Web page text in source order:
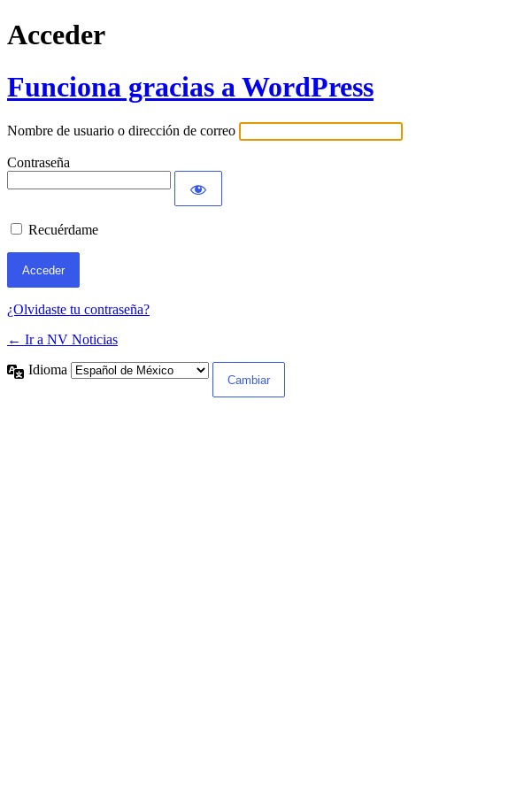
Acceder
Funciona gracias a WordPress
Nombre de usuario o dirección de correo
Contraseña
Recuérdame
¿Olvidaste tu contraseña?
← Ir a NV Noticias
Idioma